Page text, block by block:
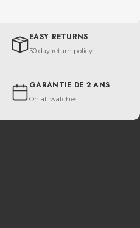
EASY RETURNS
30 day return policy
GARANTIE DE 2 ANS
On all watches